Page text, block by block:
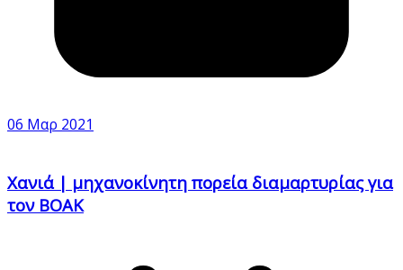
06 Μαρ 2021
Χανιά | μηχανοκίνητη πορεία διαμαρτυρίας για
τον ΒΟΑΚ